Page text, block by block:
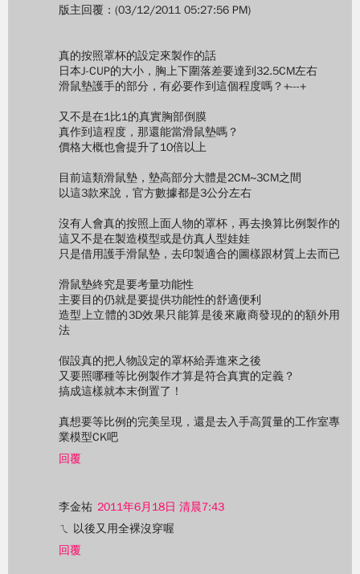
版主回覆：(03/12/2011 05:27:56 PM)
真的按照罩杯的設定來製作的話
日本J-CUP的大小，胸上下圍落差要達到32.5CM左右
滑鼠墊護手的部分，有必要作到這個程度嗎？+---+
又不是在1比1的真實胸部倒膜
真作到這程度，那還能當滑鼠墊嗎？
價格大概也會提升了10倍以上
目前這類滑鼠墊，墊高部分大體是2CM~3CM之間
以這3款來說，官方數據都是3公分左右
沒有人會真的按照上面人物的罩杯，再去換算比例製作的
這又不是在製造模型或是仿真人型娃娃
只是借用護手滑鼠墊，去印製適合的圖樣跟材質上去而已
滑鼠墊終究是要考量功能性
主要目的仍就是要提供功能性的舒適便利
造型上立體的3D效果只能算是後來廠商發現的的額外用
法
假設真的把人物設定的罩杯給弄進來之後
又要照哪種等比例製作才算是符合真實的定義？
搞成這樣就本末倒置了！
真想要等比例的完美呈現，還是去入手高質量的工作室專
業模型CK吧
回覆
李金祐 2011年6月18日 清晨7:43
ㄟ 以後又用全裸沒穿喔
回覆